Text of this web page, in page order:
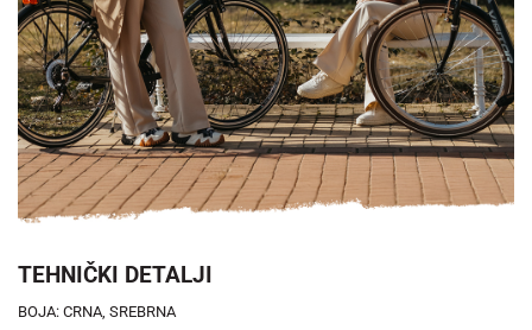
TEHNIČKI DETALJI
BOJA: CRNA, SREBRNA